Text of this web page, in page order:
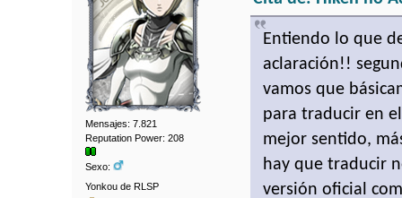
Mensajes: 7.821
Reputation Power: 208
Sexo:
Yonkou de RLSP
Entiendo lo que
aclaración!!
vamos que
para traducir en
mejor sentido,
hay que traducir
versión oficial